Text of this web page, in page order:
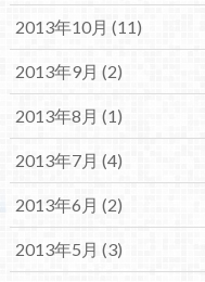
2013年10月 (11)
2013年9月 (2)
2013年8月 (1)
2013年7月 (4)
2013年6月 (2)
2013年5月 (3)